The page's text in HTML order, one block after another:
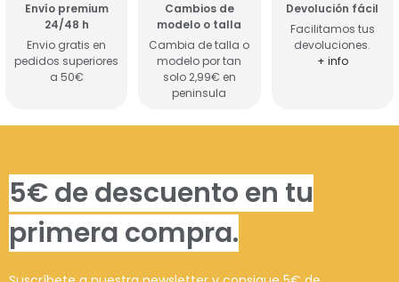
Envío premium
24/48 h
Envio gratis en
pedidos superiores
a 50€
Cambios de
modelo o talla
Cambia de talla o
modelo por tan
solo 2,99€ en
peninsula
Devolución fácil
Facilitamos tus
devoluciones.
+ info
5€ de descuento en tu
primera compra.